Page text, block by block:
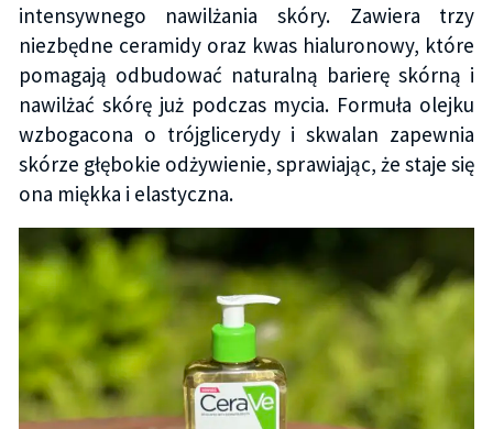
intensywnego nawilżania skóry. Zawiera trzy
niezbędne ceramidy oraz kwas hialuronowy, które
pomagają odbudować naturalną barierę skórną i
nawilżać skórę już podczas mycia. Formuła olejku
wzbogacona o trójglicerydy i skwalan zapewnia
skórze głębokie odżywienie, sprawiając, że staje się
ona miękka i elastyczna.